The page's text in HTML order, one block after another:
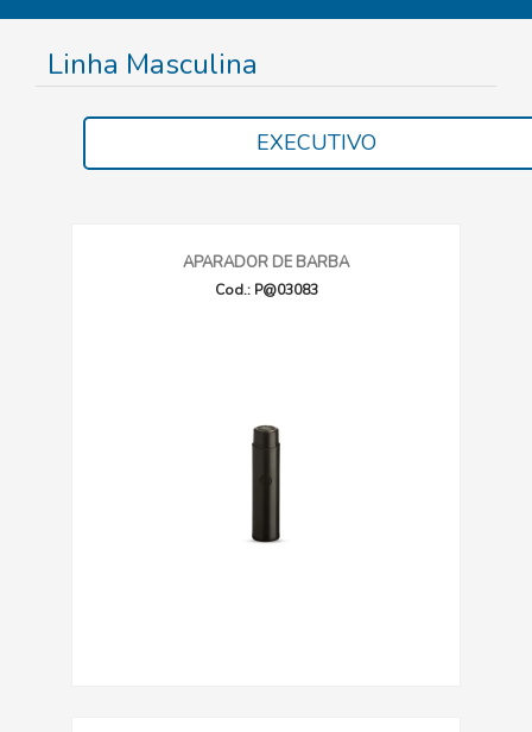
Linha Masculina
EXECUTIVO
APARADOR DE BARBA
Cod.: P@03083